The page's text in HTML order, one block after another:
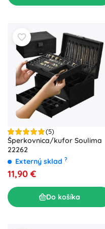
(5)
Šperkovnica/kufor Soulima
22262
Externý sklad ?
11,90 €
Do košíka